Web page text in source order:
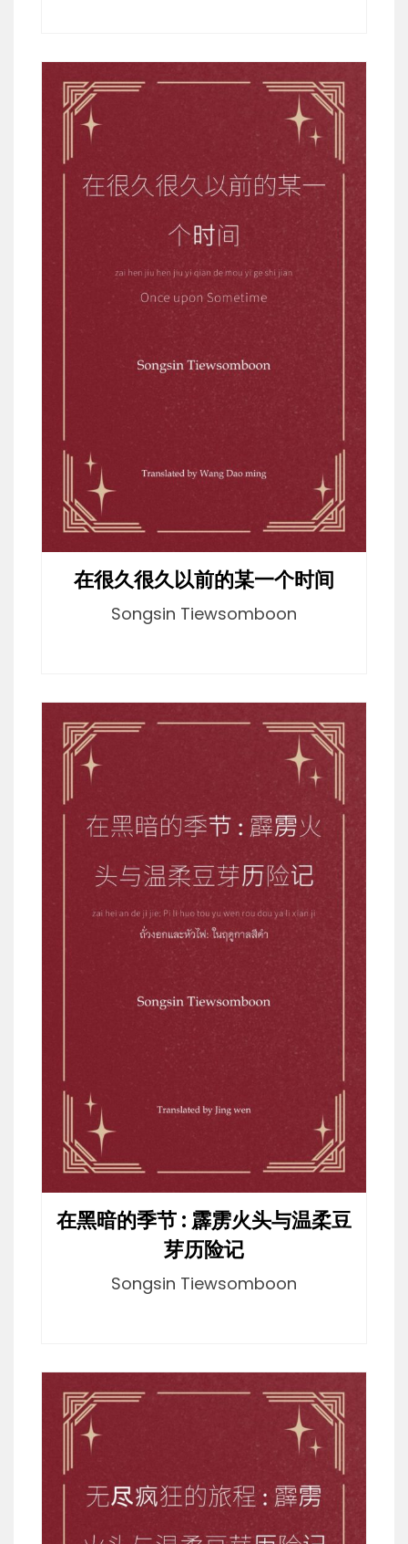
在很久很久以前的某一个时间
Songsin Tiewsomboon
在黑暗的季节 : 霹雳火头与温柔豆
芽历险记
Songsin Tiewsomboon